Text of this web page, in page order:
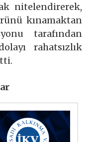
nitelendirerek,
kınamaktan
tarafından
rahatsızlık